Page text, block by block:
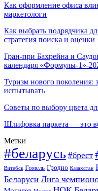
Как оформление офиса
маркетологи
Как выбрать подрядчика
стратегия поиска и оценки
Гран-при Бахрейна и
календаря «Формулы-1»-
Туризм нового поколения:
испытывать
Советы по выбору цвета
Шлифовка паркета — это
Метки
#беларусь #брест
Витебск Гомель Гродно Казахстан
Беларуси Лига